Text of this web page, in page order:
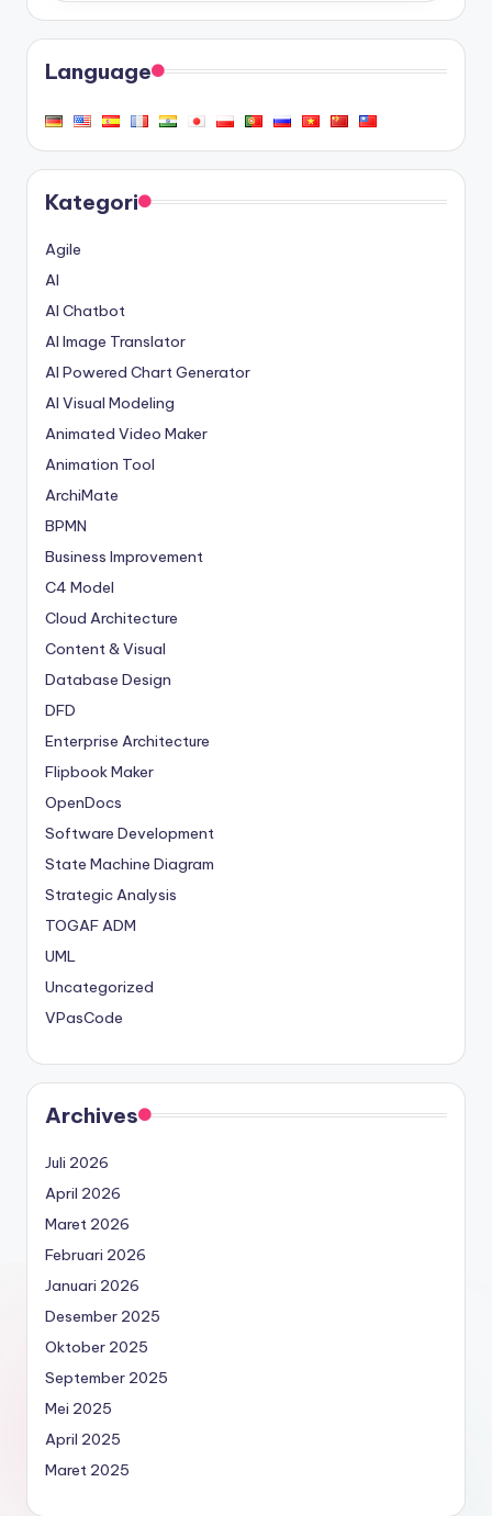
Language
Kategori
Agile
AI
AI Chatbot
AI Image Translator
AI Powered Chart Generator
AI Visual Modeling
Animated Video Maker
Animation Tool
ArchiMate
BPMN
Business Improvement
C4 Model
Cloud Architecture
Content & Visual
Database Design
DFD
Enterprise Architecture
Flipbook Maker
OpenDocs
Software Development
State Machine Diagram
Strategic Analysis
TOGAF ADM
UML
Uncategorized
VPasCode
Archives
Juli 2026
April 2026
Maret 2026
Februari 2026
Januari 2026
Desember 2025
Oktober 2025
September 2025
Mei 2025
April 2025
Maret 2025